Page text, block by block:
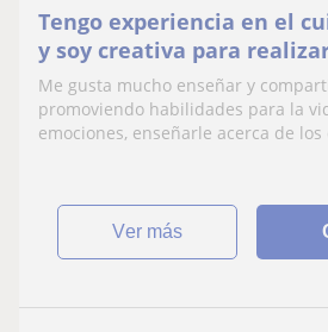
Tengo experiencia en el
y soy creativa para
dinámicas y recreativas
Me gusta mucho enseñar y
promoviendo habilidades para la
emociones, enseñarle acerca de los
ver más